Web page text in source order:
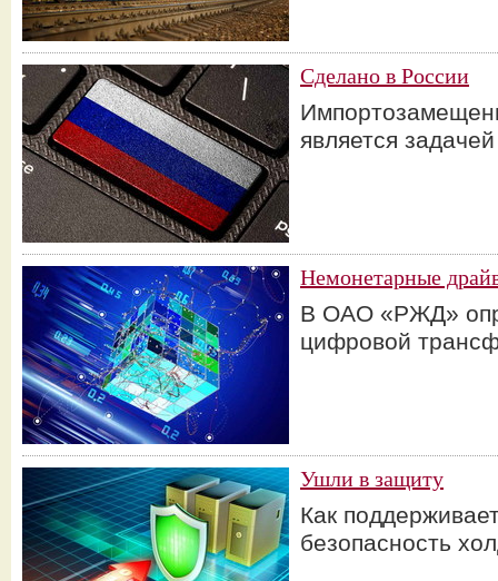
Сделано в России
является
Немонетарные
В ОАО «РЖД»
цифровой
Ушли в защиту
Как
безопасность